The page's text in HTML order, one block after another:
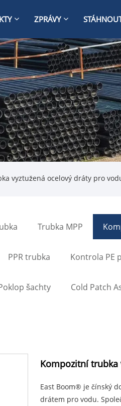
ZPRÁVY
vyztužená ocelový dráty pro
Trubka MPP
PPR trubka Kontrola PE
šachty Cold Patch
Kompozitní trubka
East Boom® je čínský
drátem pro vodu.